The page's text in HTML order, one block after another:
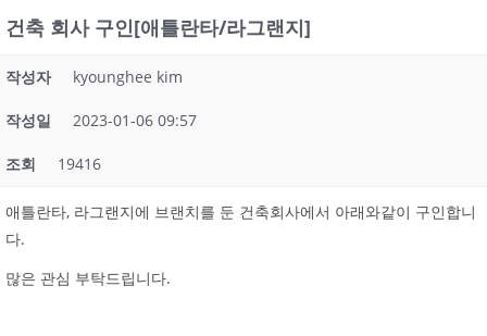
건축 회사 구인[애틀란타/라그랜지]
작성자 kyounghee kim
작성일 2023-01-06 09:57
조회 19416
애틀란타, 라그랜지에 브랜치를 둔 건축회사에서 아래와같이 구인합니
다.
많은 관심 부탁드립니다.